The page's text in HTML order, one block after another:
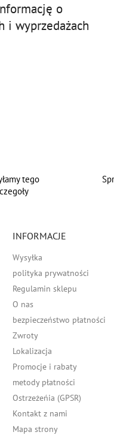
o
i wyprzedażach
tego
INFORMACJE
Wysyłka
polityka prywatności
Regulamin sklepu
O nas
bezpieczeństwo płatności
Zwroty
Lokalizacja
Promocje i rabaty
metody płatności
Ostrzeżeńia (GPSR)
Kontakt z nami
Mapa strony